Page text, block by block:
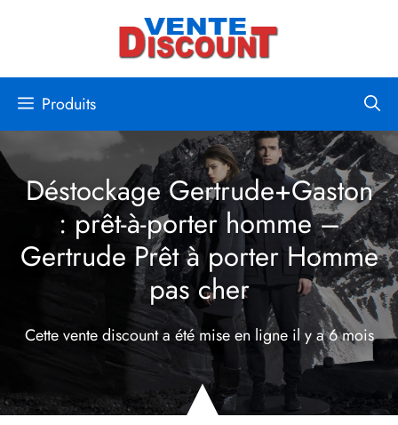
Produits
Déstockage Gertrude+Gaston
: prêt-à-porter homme –
Gertrude Prêt à porter Homme
pas cher
Cette vente discount a été mise en ligne il y a 6 mois